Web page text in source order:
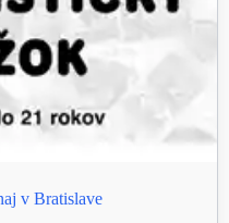
v Bratislave